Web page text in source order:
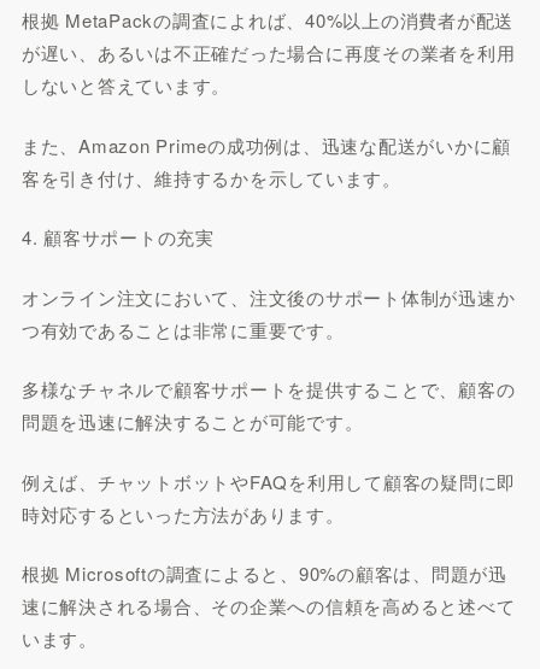
根拠 MetaPackの調査によれば、40%以上の消費者が配送
が遅い、あるいは不正確だった場合に再度その業者を利用
しないと答えています。
また、Amazon Primeの成功例は、迅速な配送がいかに顧
客を引き付け、維持するかを示しています。
4. 顧客サポートの充実
オンライン注文において、注文後のサポート体制が迅速か
つ有効であることは非常に重要です。
多様なチャネルで顧客サポートを提供することで、顧客の
問題を迅速に解決することが可能です。
例えば、チャットボットやFAQを利用して顧客の疑問に即
時対応するといった方法があります。
根拠 Microsoftの調査によると、90%の顧客は、問題が迅
速に解決される場合、その企業への信頼を高めると述べて
います。